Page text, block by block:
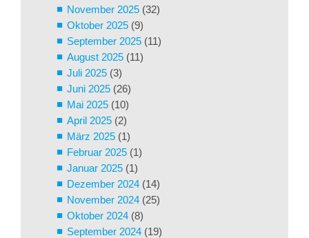
November 2025 (32)
Oktober 2025 (9)
September 2025 (11)
August 2025 (11)
Juli 2025 (3)
Juni 2025 (26)
Mai 2025 (10)
April 2025 (2)
März 2025 (1)
Februar 2025 (1)
Januar 2025 (1)
Dezember 2024 (14)
November 2024 (25)
Oktober 2024 (8)
September 2024 (19)